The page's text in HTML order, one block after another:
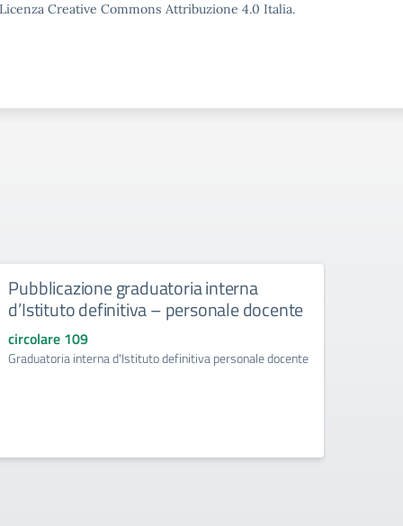
Creative Commons Attribuzione 4.0 Italia.
Pubblicazione graduatoria interna
d’Istituto definitiva – personale docente
circolare 109
Graduatoria interna d'Istituto definitiva personale docente